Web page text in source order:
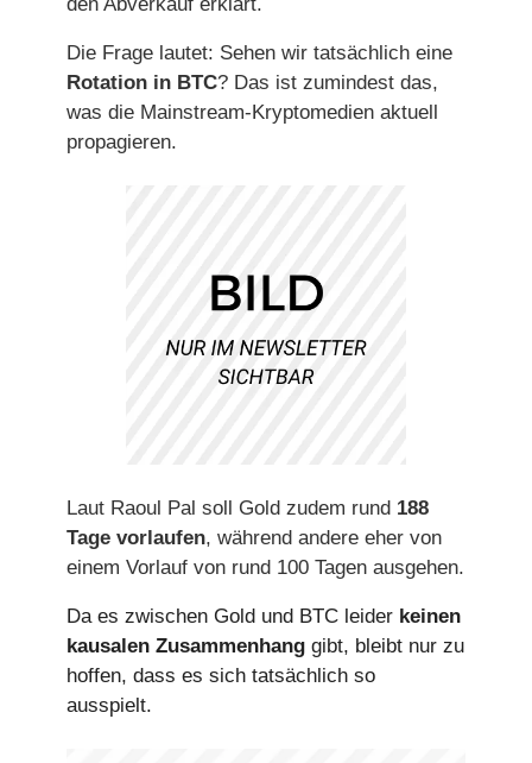
Die Frage lautet: Sehen wir tatsächlich eine
Rotation in BTC? Das ist zumindest das,
was die Mainstream-Kryptomedien aktuell
propagieren.
Laut Raoul Pal soll Gold zudem rund 188
Tage vorlaufen, während andere eher von
einem Vorlauf von rund 100 Tagen ausgehen.
Da es zwischen Gold und BTC leider keinen
kausalen Zusammenhang gibt, bleibt nur zu
hoffen, dass es sich tatsächlich so
ausspielt.